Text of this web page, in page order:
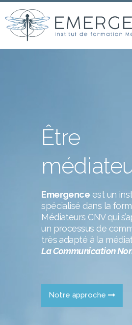
Être
Emergence est un
spécialisé dans la
Médiateurs CNV qui
un processus de
très adapté à la
La Communication
Notre approche